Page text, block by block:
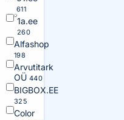
611
1a.ee
260
Alfashop
198
Arvutitark
OÜ 440
BIGBOX.EE
325
Color